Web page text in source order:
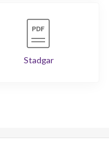
Stadgar